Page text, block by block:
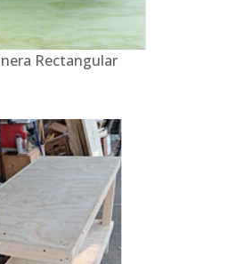
Rectangular